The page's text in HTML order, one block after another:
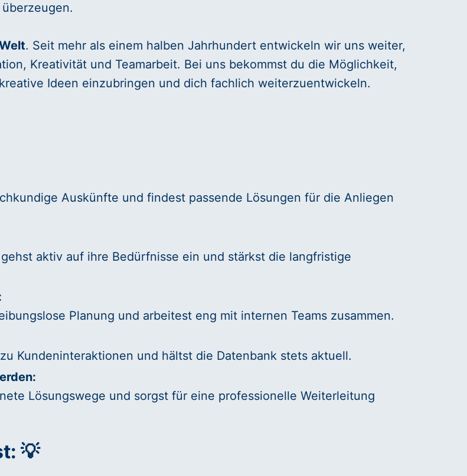
. Seit mehr als einem halben Jahrhundert entwickeln wir uns weiter,
Kreativität und Teamarbeit. Bei uns bekommst du die Möglichkeit,
Ideen einzubringen und dich fachlich weiterzuentwickeln.
Auskünfte und findest passende Lösungen für die Anliegen
aktiv auf ihre Bedürfnisse ein und stärkst die langfristige
Planung und arbeitest eng mit internen Teams zusammen.
Kundeninteraktionen und hältst die Datenbank stets aktuell.
Lösungswege und sorgst für eine professionelle Weiterleitung
💡